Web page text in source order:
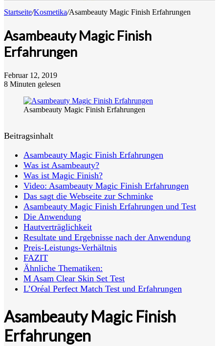
Startseite/Kosmetika/Asambeauty Magic Finish Erfahrungen
Asambeauty Magic Finish
Erfahrungen
Februar 12, 2019
8 Minuten gelesen
Asambeauty Magic Finish Erfahrungen
Beitragsinhalt
Asambeauty Magic Finish Erfahrungen
Was ist Asambeauty?
Was ist Magic Finish?
Video: Asambeauty Magic Finish Erfahrungen
Das sagt die Webseite zur Schminke
Asambeauty Magic Finish Erfahrungen und Test
Die Anwendung
Hautverträglichkeit
Resultate und Ergebnisse nach der Anwendung
Preis-Leistungs-Verhältnis
FAZIT
Ähnliche Thematiken:
M Asam Clear Skin Set Test
L’Oréal Perfect Match Test und Erfahrungen
Asambeauty Magic Finish
Erfahrungen